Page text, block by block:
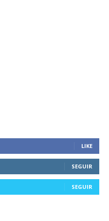
LIKE
SEGUIR
SEGUIR